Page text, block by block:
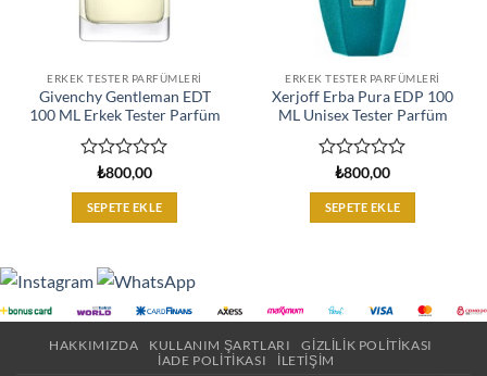
ERKEK TESTER PARFÜMLERI
Givenchy Gentleman EDT
100 ML Erkek Tester Parfüm
üzerinden
0
oy
₺800,00
SEPETE EKLE
ERKEK TESTER PARFÜMLERI
Xerjoff Erba Pura EDP 100
ML Unisex Tester Parfüm
üzerinden
0
oy
₺800,00
SEPETE EKLE
HAKKIMIZDA KULLANIM ŞARTLARI
GIZLILIK POLITIKASI
İADE POLITIKASI
İLETIŞIM